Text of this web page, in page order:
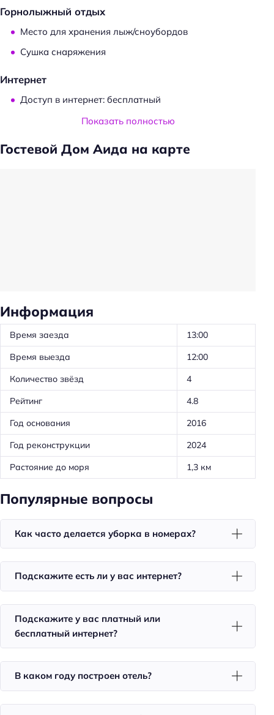
Горнолыжный отдых
Место для хранения лыж/сноубордов
Сушка снаряжения
Интернет
Доступ в интернет: бесплатный
Доступ в интернет: на всей территории
Частота уборки: в определенные дни
Предоставление отчётных документов
Обслуживание номеров
Ускоренная регистрация заезда/отъезда
Оборудование для кухни: посуда
Оборудование для кухни: чайник
Оборудование для кухни: микроволновка
Оборудование для кухни: плита
Удобства в номерах
Стиральная машина
Кондиционер в номере
Чай/кофе в номерах
Номера для курящих
Телевизор в номере
Красивый вид из окна
Утюг
Показать полностью
Гостевой Дом Аида на карте
Информация
Время заезда
13:00
Время выезда
12:00
Количество звёзд
4
Рейтинг
4.8
Год основания
2016
Год реконструкции
2024
Растояние до моря
1,3 км
Популярные вопросы
Как часто делается уборка в номерах?
Подскажите есть ли у вас интернет?
Подскажите у вас платный или
бесплатный интернет?
В каком году построен отель?